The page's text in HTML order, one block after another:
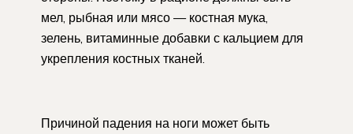
мел, рыбная или мясо — костная мука,
зелень, витаминные добавки с кальцием для
укрепления костных тканей.
Причиной падения на ноги может быть